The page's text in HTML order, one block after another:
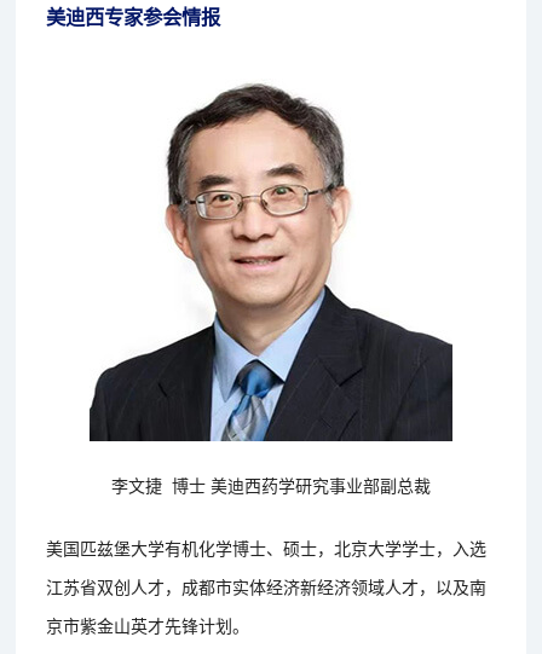
美迪西专家参会情报
李文捷 博士 美迪西药学研究事业部副总裁
美国匹兹堡大学有机化学博士、硕士，北京大学学士，入选
江苏省双创人才，成都市实体经济新经济领域人才，以及南
京市紫金山英才先锋计划。